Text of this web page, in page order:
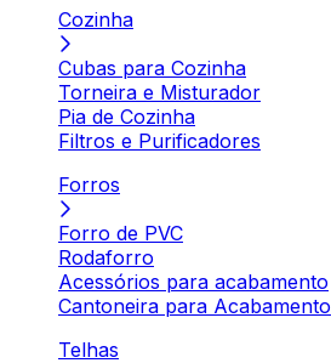
Cozinha
Cubas para Cozinha
Torneira e Misturador
Pia de Cozinha
Filtros e Purificadores
Forros
Forro de PVC
Rodaforro
Acessórios para acabamento
Cantoneira para Acabamento
Telhas